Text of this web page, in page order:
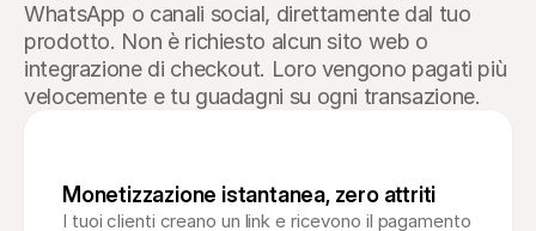
WhatsApp o canali social, direttamente dal tuo
prodotto. Non è richiesto alcun sito web o
integrazione di checkout. Loro vengono pagati più
velocemente e tu guadagni su ogni transazione.
Monetizzazione istantanea, zero attriti
I tuoi clienti creano un link e ricevono il pagamento